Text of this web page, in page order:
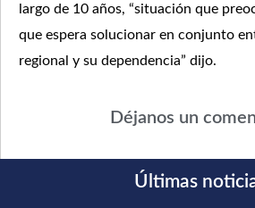
largo de 10 años, “situación que
que espera solucionar en conjunto
regional y su dependencia” dijo.
Déjanos un
Últimas